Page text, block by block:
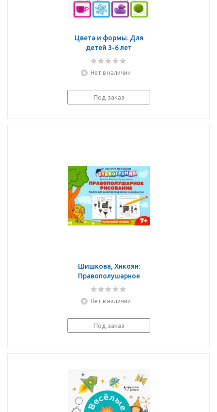
Цвета и формы. Для
детей 3-6 лет
Нет в наличии
Под заказ
Шишкова, Хнкоян:
Правополушарное
рисование. Альбом для
способностей.
Нет в наличии
Под заказ